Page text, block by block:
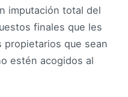
imputación total del
finales que les
propietarios que sean
estén acogidos al